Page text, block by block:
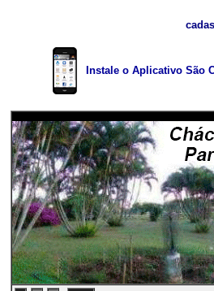
Instale o Aplicativo São